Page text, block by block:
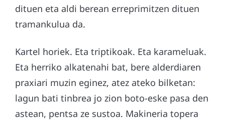
dituen eta aldi berean erreprimitzen dituen
tramankulua da.
Kartel horiek. Eta triptikoak. Eta karameluak.
Eta herriko alkatenahi bat, bere alderdiaren
praxiari muzin eginez, atez ateko bilketan:
lagun bati tinbrea jo zion boto-eske pasa den
astean, pentsa ze sustoa. Makineria topera